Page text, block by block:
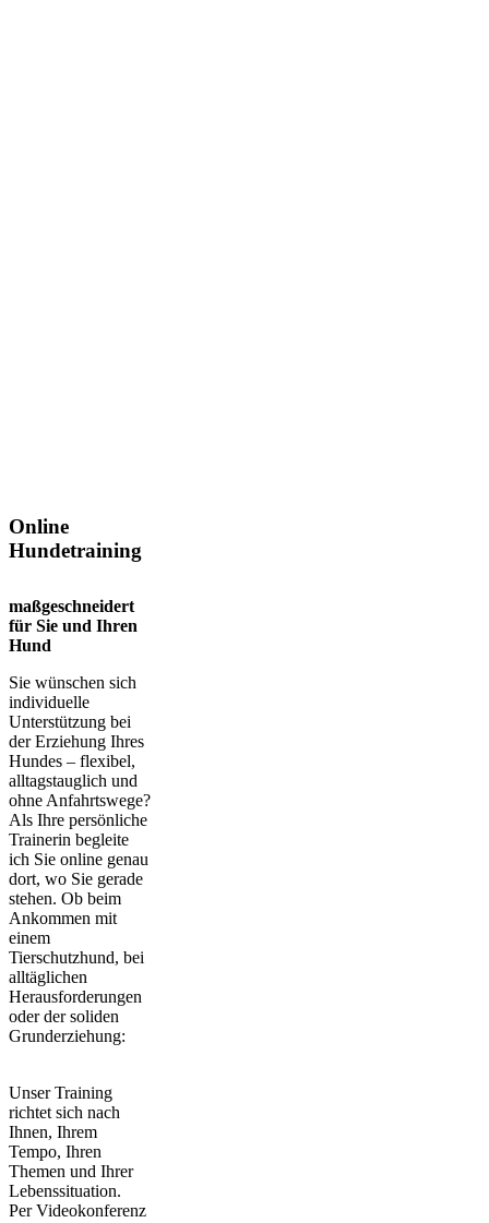
Online
Hundetraining
maßgeschneidert
für Sie und Ihren
Hund
Sie wünschen sich
individuelle
Unterstützung bei
der Erziehung Ihres
Hundes – flexibel,
alltagstauglich und
ohne Anfahrtswege?
Als Ihre persönliche
Trainerin begleite
ich Sie online genau
dort, wo Sie gerade
stehen. Ob beim
Ankommen mit
einem
Tierschutzhund, bei
alltäglichen
Herausforderungen
oder der soliden
Grunderziehung:
Unser Training
richtet sich nach
Ihnen, Ihrem
Tempo, Ihren
Themen und Ihrer
Lebenssituation.
Per Videokonferenz